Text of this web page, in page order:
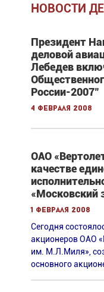
НОВОСТИ
Президент
деловой
Лебедев
России-2007"
4 февраля 2008
ОАО
качестве
1 февраля 2008
Сегодня
акционеров ОАО
им. М.Л.Миля»,
основного